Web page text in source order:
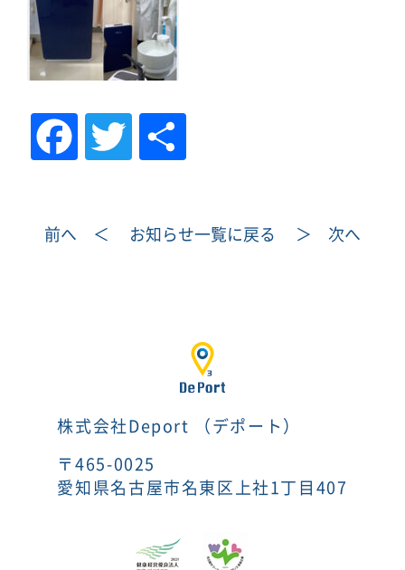
Fac
oo
Tw
r
前へ ＜ お知らせ一覧に戻る ＞ 次へ
株式会社Deport （デポート）
〒465-0025
愛知県名古屋市名東区上社1丁目407